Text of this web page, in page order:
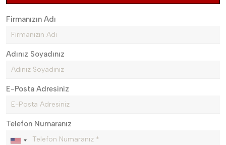
Firmanızın Adı
Adınız Soyadınız
E-Posta Adresiniz
Telefon Numaranız